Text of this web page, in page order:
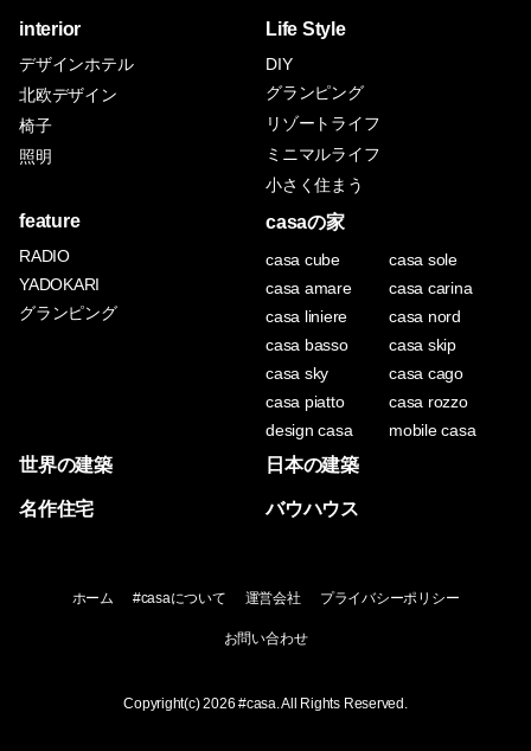
interior
デザインホテル
北欧デザイン
椅子
照明
Life Style
DIY
グランピング
リゾートライフ
ミニマルライフ
小さく住まう
feature
RADIO
YADOKARI
グランピング
casaの家
casa cube
casa sole
casa amare
casa carina
casa liniere
casa nord
casa basso
casa skip
casa sky
casa cago
casa piatto
casa rozzo
design casa
mobile casa
世界の建築 日本の建築
名作住宅 バウハウス
ホーム #casaについて 運営会社 プライバシーポリシー
お問い合わせ
Copyright(c) 2026#casa. All Rights Reserved.